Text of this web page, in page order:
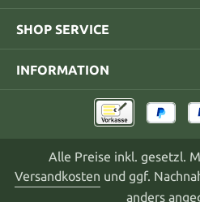
SHOP SERVICE
INFORMATION
Alle Preise inkl. gesetzl.
Versandkosten und ggf.
anders